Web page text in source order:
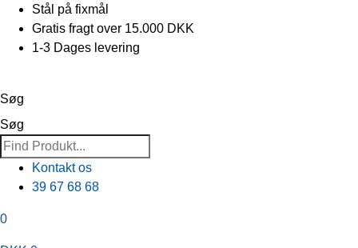
Stål på fixmål
Gratis fragt over 15.000 DKK
1-3 Dages levering
Søg
Søg
Kontakt os
39 67 68 68
0